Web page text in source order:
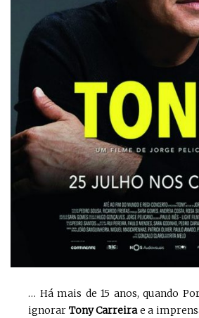
… Há mais de 15 anos, quando
ignorar Tony Carreirae a